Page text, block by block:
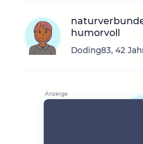
humorvoll
Doding83, 42